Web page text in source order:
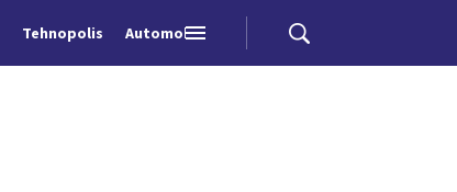
Tehnopolis Automobili